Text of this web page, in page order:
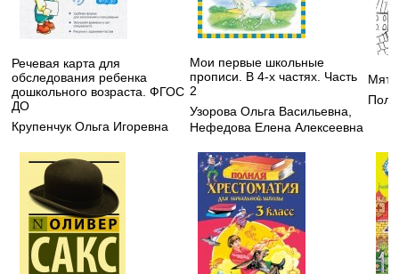
Речевая карта для
обследования ребенка
дошкольного возраста. ФГОС
ДО
Крупенчук Ольга Игоревна
Мои первые школьные
прописи. В 4-х частях. Часть
2
Узорова Ольга Васильевна
Нефедова Елена Алексеевна